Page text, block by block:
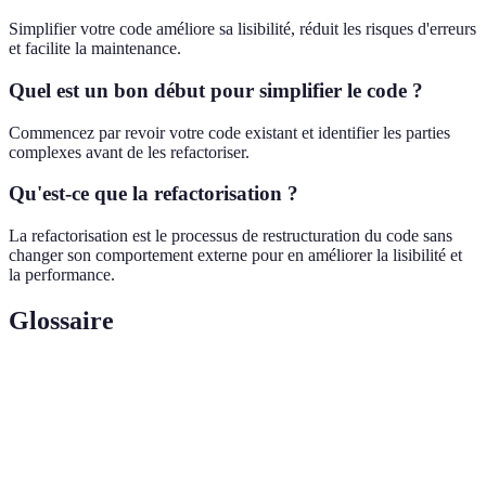
Simplifier votre code améliore sa lisibilité, réduit les risques d'erreurs
et facilite la maintenance.
Quel est un bon début pour simplifier le code ?
Commencez par revoir votre code existant et identifier les parties
complexes avant de les refactoriser.
Qu'est-ce que la refactorisation ?
La refactorisation est le processus de restructuration du code sans
changer son comportement externe pour en améliorer la lisibilité et
la performance.
Glossaire